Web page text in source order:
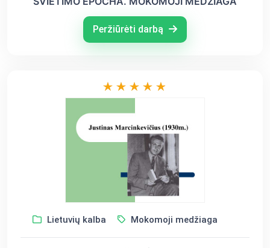
Peržiūrėti darbą
Lietuvių kalba Mokomoji medžiaga